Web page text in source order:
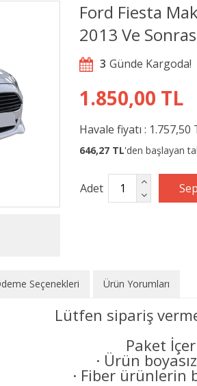
Ford Fiesta
2013 Ve
3
1.850,00 TL
Havale fiyatı : 1.757,50
646,27 TL'den başlayan
Adet
Seçenekleri Ürün Yorumları
Lütfen sipariş
Paket
· Ürün
· Fiber ürünlerin